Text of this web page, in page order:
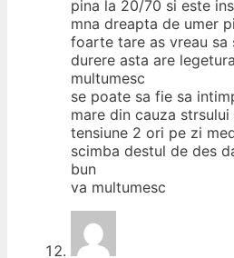
pina la 20/70 si este
mna dreapta de umer
foarte tare as vreau sa
durere asta are
multumesc
se poate sa fie sa
mare din cauza
tensiune 2 ori pe zi
scimba destul de des
bun
va multumesc